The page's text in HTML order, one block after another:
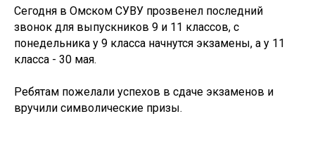
Сегодня в Омском СУВУ прозвенел последний
звонок для выпускников 9 и 11 классов, с
понедельника у 9 класса начнутся экзамены, а у 11
класса - 30 мая.
Ребятам пожелали успехов в сдаче экзаменов и
вручили символические призы.